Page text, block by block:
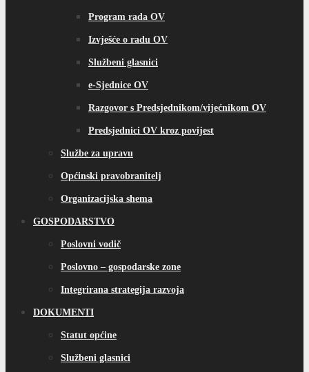
Program rada OV
Izvješće o radu OV
Službeni glasnici
e-Sjednice OV
Razgovor s Predsjednikom/vijećnikom OV
Predsjednici OV kroz povijest
Službe za upravu
Općinski pravobranitelj
Organizacijska shema
GOSPODARSTVO
Poslovni vodič
Poslovno – gospodarske zone
Integrirana strategija razvoja
DOKUMENTI
Statut općine
Službeni glasnici